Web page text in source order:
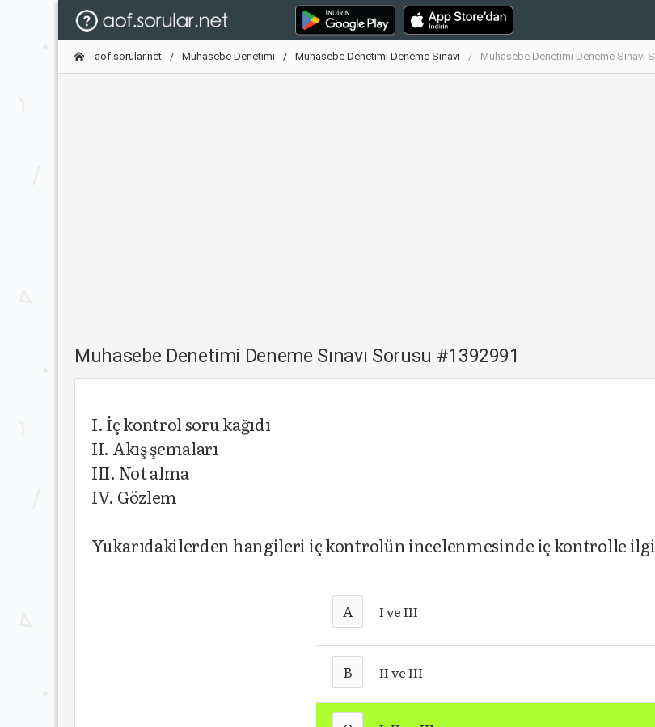
aof.sorular.net Muhasebe Denetimi Muhasebe Denetimi Deneme Sınavı Muhasebe Denetimi Deneme Sınavı
Muhasebe Denetimi Deneme Sınavı Sorusu #1392991
I. İç kontrol soru kağıdı
II. Akış şemaları
III. Not alma
IV. Gözlem
Yukarıdakilerden hangileri iç kontrolün incelenmesinde iç kontrolle
A I ve III
B II ve III